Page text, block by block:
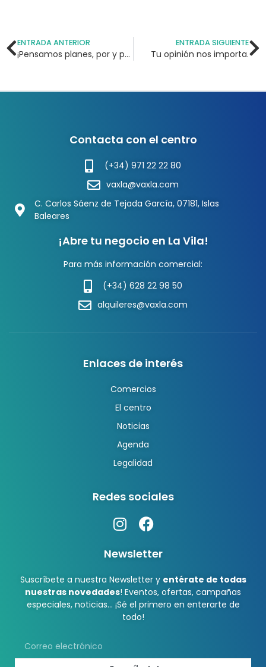
ENTRADA ANTERIOR
¡Pensamos planes, por y para ti!
ENTRADA SIGUIENTE
Tu opinión nos importa.
Contacta con el centro
(+34) 971 22 22 80
vaxla@vaxla.com
C. Carlos Sáenz de Tejada García, 07181, Islas
Baleares
¡Abre tu negocio en La Vila!
Para más información comercial:
(+34) 628 22 98 50
alquileres@vaxla.com
Enlaces de interés
Comercios
El centro
Noticias
Agenda
Legalidad
Redes sociales
Newsletter
Suscríbete a nuestra Newsletter y entérate de todas
nuestras novedades! Eventos, ofertas, campañas
especiales, noticias… ¡Sé el primero en enterarte de
todo!